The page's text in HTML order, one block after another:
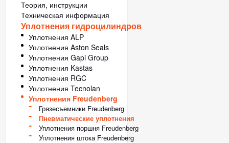
Теория, инструкции
Техническая информация
Уплотнения гидроцилиндров
Уплотнения ALP
Уплотнения Aston Seals
Уплотнения Gapi Group
Уплотнения Kastas
Уплотнения RGC
Уплотнения Tecnolan
Уплотнения Freudenberg
Грязесъемники Freudenberg
Пневматические уплотнения
Уплотнения поршня Freudenberg
Уплотнения штока Freudenberg